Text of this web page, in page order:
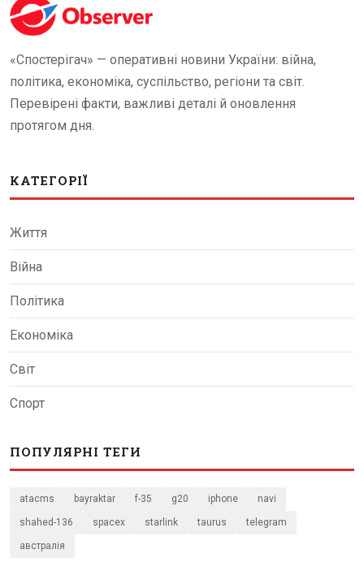
«Спостерігач» — оперативні новини України: війна,
політика, економіка, суспільство, регіони та світ.
Перевірені факти, важливі деталі й оновлення
протягом дня.
КАТЕГОРІЇ
Життя
Війна
Політика
Економіка
Світ
Спорт
ПОПУЛЯРНІ ТЕГИ
atacms bayraktar f-35 g20 iphone navi
shahed-136 spacex starlink taurus telegram
австралія